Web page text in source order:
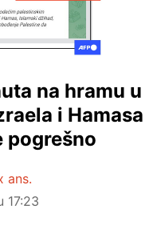
na hramu u
i Hamasa
pogrešno
ans.
17:23